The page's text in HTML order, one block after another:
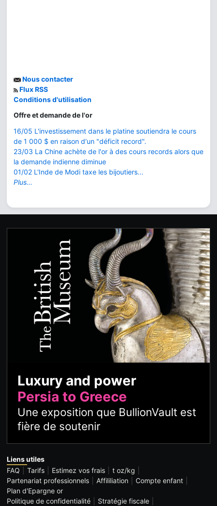
Nous contacter
Flux RSS
Conditions d'utilisation
Offre et demande de l'or
16/05 L'investissement dans le platine soutiendra le cours
de 1 000 $ en raison d'un "déficit record".
23/03 La Chine achète de l'or à des cours records alors que
la demande indienne diminue
01/02 L'Inde de Modi taxe les bijoutiers...
Plus...
Luxury and power
Persia to Greece
Une exposition que BullionVault est
fière de soutenir
Liens utiles
FAQ
Tarifs Estimez vos frais
t oz/kg
Partenariat professionnels
Affililiation
Compte enfant
Plan d'Epargne or
Politique de confidentialité
Stratégie fiscale